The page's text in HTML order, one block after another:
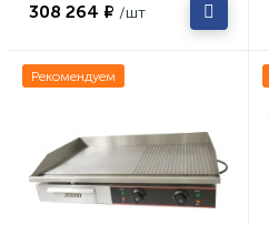
308 264 ₽ /шт
Рекомендуем